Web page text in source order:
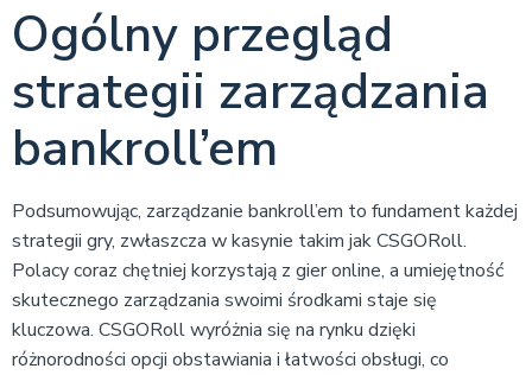
Ogólny przegląd
strategii zarządzania
bankroll’em
Podsumowując, zarządzanie bankroll’em to fundament każdej
strategii gry, zwłaszcza w kasynie takim jak CSGORoll.
Polacy coraz chętniej korzystają z gier online, a umiejętność
skutecznego zarządzania swoimi środkami staje się
kluczowa. CSGORoll wyróżnia się na rynku dzięki
różnorodności opcji obstawiania i łatwości obsługi, co